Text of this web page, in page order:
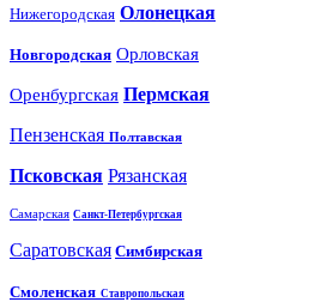
Нижегородская Олонецкая
Новгородская Орловская
Оренбургская Пермская
Пензенская Полтавская
Псковская Рязанская
Самарская Санкт-Петербургская
Саратовская Симбирская
Смоленская Ставропольская